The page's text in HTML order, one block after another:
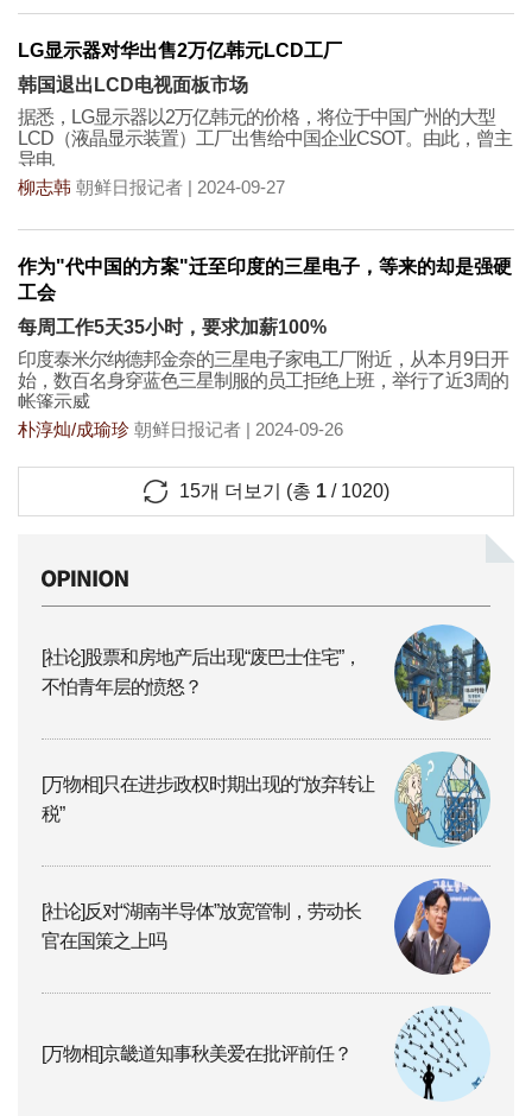
LG显示器对华出售2万亿韩元LCD工厂
韩国退出LCD电视面板市场
据悉，LG显示器以2万亿韩元的价格，将位于中国广州的大型
LCD（液晶显示装置）工厂出售给中国企业CSOT。由此，曾主
导电
柳志韩 朝鲜日报记者 | 2024-09-27
作为"代中国的方案"迁至印度的三星电子，等来的却是强硬
工会
每周工作5天35小时，要求加薪100%
印度泰米尔纳德邦金奈的三星电子家电工厂附近，从本月9日开
始，数百名身穿蓝色三星制服的员工拒绝上班，举行了近3周的
帐篷示威
朴淳灿/成瑜珍 朝鲜日报记者 | 2024-09-26
15개 더보기 (총 1/ 1020)
[社论]股票和房地产后出现“废巴士住宅”，
不怕青年层的愤怒？
[万物相]只在进步政权时期出现的“放弃转让
税”
[社论]反对“湖南半导体”放宽管制，劳动长
官在国策之上吗
[万物相]京畿道知事秋美爱在批评前任？